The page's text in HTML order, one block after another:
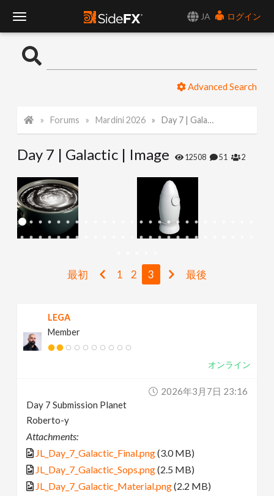
JA
ログイン
o
l
e
N
g
Advanced Search
Forums Mardini 2026 Day 7 | Galactic | Image
Day 7 | Galactic | Image 12508 51 2
最初 1 2 3 最後
LEGA
Member
オンライン
2026年3月7日 23:16
Day 7 Submission Planet
Roberto-y
Attachments:
JL_Day_7_Galactic_Final.png(3.0 MB)
JL_Day_7_Galactic_Sops.png(2.5 MB)
JL_Day_7_Galactic_Material.png(2.2 MB)